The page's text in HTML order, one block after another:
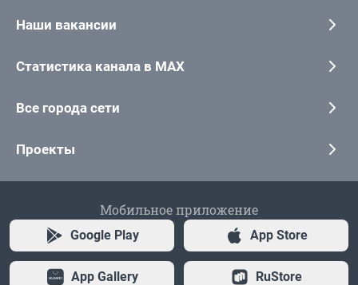
Наши вакансии
Статистика канала в MAX
Все города сети
Проекты
Мобильное приложение
Google Play App Store
App Gallery RuStore